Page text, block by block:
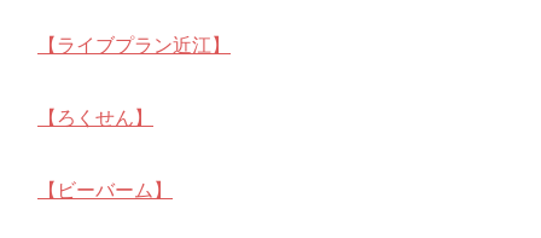
【ライブプラン近江】
【ろくせん】
【ビーバーム】